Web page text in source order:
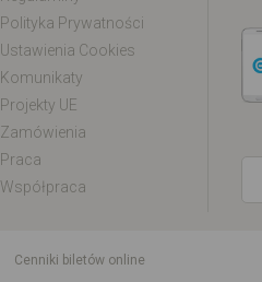
Polityka Prywatności
Ustawienia Cookies
Komunikaty
Projekty UE
Zamówienia
Praca
Współpraca
Cenniki biletów online